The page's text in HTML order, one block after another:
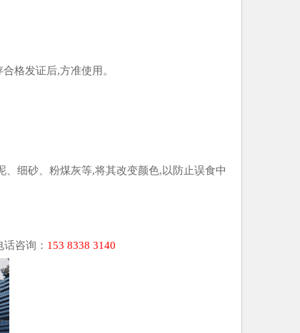
格发证后,方准使用。
细砂、粉煤灰等,将其改变颜色,以防止误食中
咨询： 153 8338 3140